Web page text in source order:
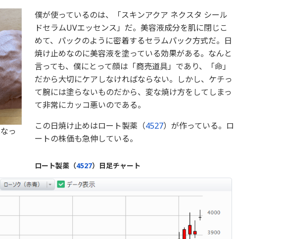
っ
僕が使っているのは、「スキンアクア ネクスタ シール
ドセラムUVエッセンス」だ。美容液成分を肌に閉じこ
めて、パックのように密着するセラムパック方式だ。日
焼け止めなのに美容液を塗っている効果がある。なんと
言っても、僕にとって顔は「商売道具」であり、「命」
だから大切にケアしなければならない。しかし、ケチっ
て腕には塗らないものだから、変な焼け方をしてしまっ
て非常にカッコ悪いのである。
この日焼け止めはロート製薬（4527）が作っている。ロ
ートの株価も急伸している。
ロート製薬（4527）日足チャート